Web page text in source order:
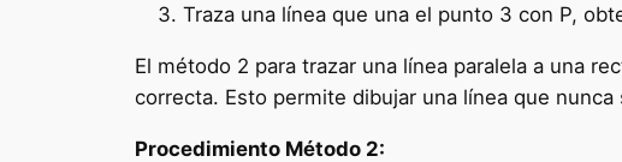
Traza una línea que una el punto 3 con P,
El método 2 para trazar una línea paralela a una
correcta. Esto permite dibujar una línea que
Procedimiento Método 2: